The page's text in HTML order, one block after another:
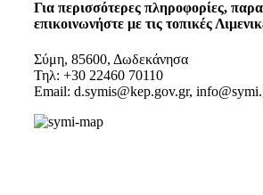
Για περισσότερες πληροφορίες,
επικοινωνήστε με τις τοπικές
Σύμη, 85600, Δωδεκάνησα
Τηλ: +30 22460 70110
Email: d.symis@kep.gov.gr,